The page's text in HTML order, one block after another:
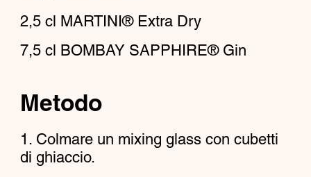
2,5 cl MARTINI® Extra Dry
7,5 cl BOMBAY SAPPHIRE® Gin
Metodo
Colmare un mixing glass con cubetti
di ghiaccio.